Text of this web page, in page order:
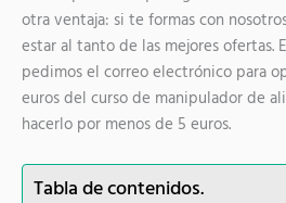
otra ventaja: si te formas con
estar al tanto de las mejores ofertas.
pedimos el correo electrónico para
euros del curso de manipulador de
hacerlo por menos de 5 euros.
Tabla de contenidos.